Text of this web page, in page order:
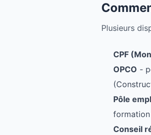
Plusieurs
CPF
OPCO -
Pôle
formation
Conseil